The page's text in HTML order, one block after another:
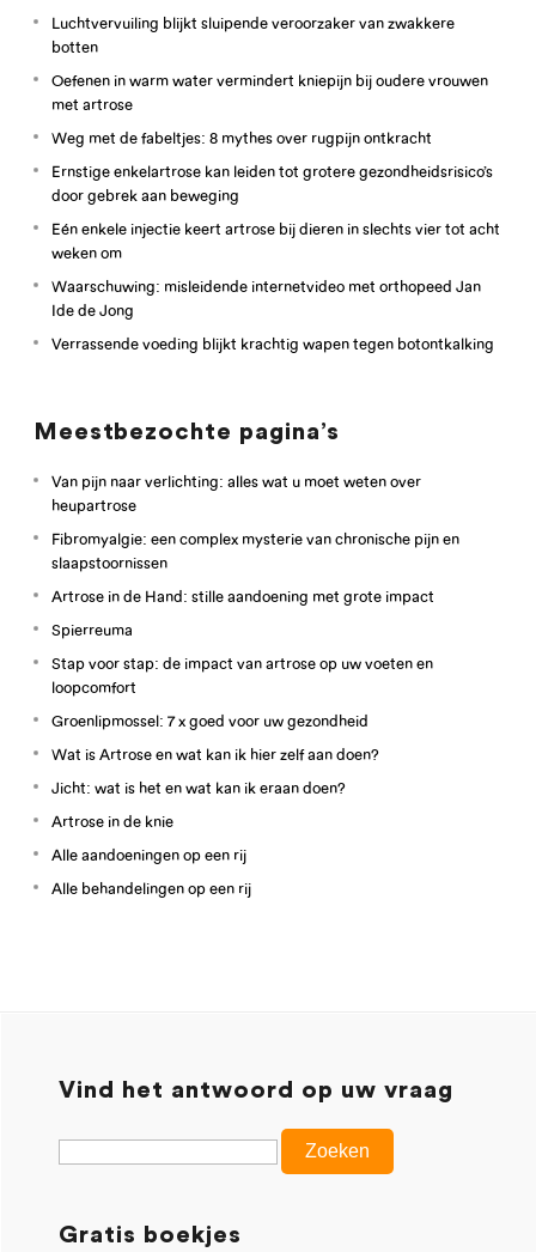
Luchtvervuiling blijkt sluipende veroorzaker van zwakkere
botten
Oefenen in warm water vermindert kniepijn bij oudere vrouwen
met artrose
Weg met de fabeltjes: 8 mythes over rugpijn ontkracht
Ernstige enkelartrose kan leiden tot grotere gezondheidsrisico’s
door gebrek aan beweging
Eén enkele injectie keert artrose bij dieren in slechts vier tot acht
weken om
Waarschuwing: misleidende internetvideo met orthopeed Jan
Ide de Jong
Verrassende voeding blijkt krachtig wapen tegen botontkalking
Meestbezochte pagina’s
Van pijn naar verlichting: alles wat u moet weten over
heupartrose
Fibromyalgie: een complex mysterie van chronische pijn en
slaapstoornissen
Artrose in de Hand: stille aandoening met grote impact
Spierreuma
Stap voor stap: de impact van artrose op uw voeten en
loopcomfort
Groenlipmossel: 7 x goed voor uw gezondheid
Wat is Artrose en wat kan ik hier zelf aan doen?
Jicht: wat is het en wat kan ik eraan doen?
Artrose in de knie
Alle aandoeningen op een rij
Alle behandelingen op een rij
Vind het antwoord op uw vraag
Gratis boekjes